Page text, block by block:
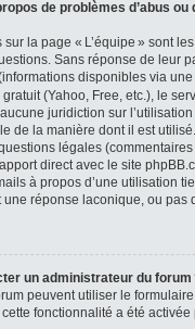
de problèmes d’abus ou
la page « L’équipe » sont
Sans réponse de leur
disponibles via une
gratuit (Yahoo, Free, etc.), le
juridiction sur
de la manière dont il est
légales
direct avec le site
à propos d’une utilisation
réponse laconique, ou pas
un administrateur du forum
peuvent utiliser le
fonctionnalité a été activée